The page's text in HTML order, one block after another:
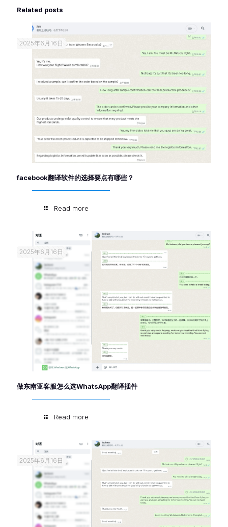
Related posts
2025年6月16日
facebook翻译软件的选择要点有哪些？
Read more
2025年6月16日
做东南亚客服怎么选WhatsApp翻译插件
Read more
2025年6月16日